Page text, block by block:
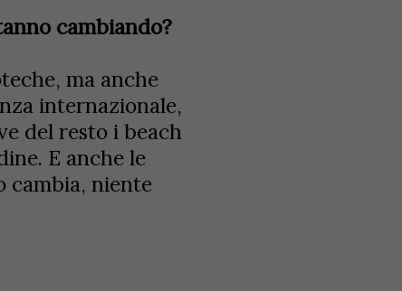
cambiando?
ma anche
internazionale,
del resto i beach
E anche le
cambia, niente